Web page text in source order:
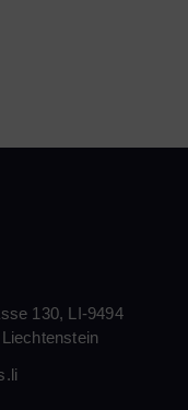
130, LI-9494